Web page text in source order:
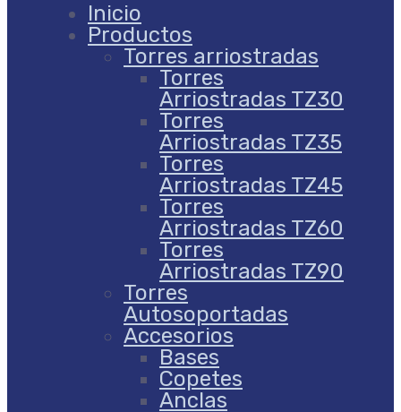
Inicio
Productos
Torres arriostradas
Torres
Arriostradas TZ30
Torres
Arriostradas TZ35
Torres
Arriostradas TZ45
Torres
Arriostradas TZ60
Torres
Arriostradas TZ90
Torres
Autosoportadas
Accesorios
Bases
Copetes
Anclas